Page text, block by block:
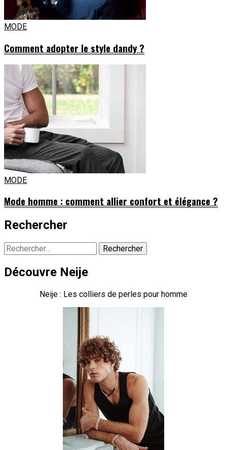
MODE
Comment adopter le style dandy ?
MODE
Mode homme : comment allier confort et élégance ?
Rechercher
Rechercher :
Découvre Neije
Neije : Les colliers de perles pour homme